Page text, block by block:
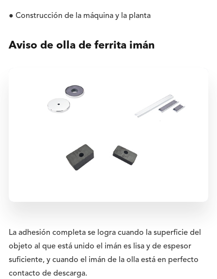
● Construcción de la máquina y la planta
Aviso de olla de ferrita imán
La adhesión completa se logra cuando la superficie del
objeto al que está unido el imán es lisa y de espesor
suficiente, y cuando el imán de la olla está en perfecto
contacto de descarga.